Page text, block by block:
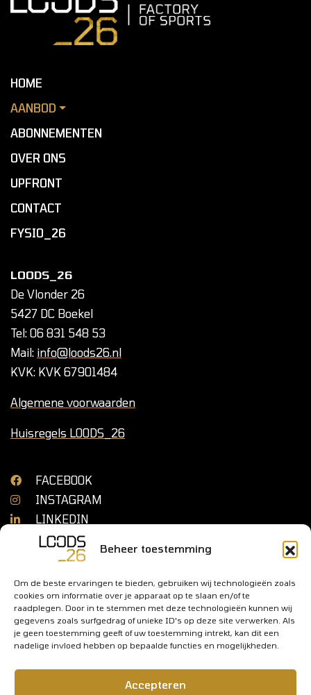
Beheer toestemming
Om de beste ervaringen te bieden, gebruiken wij technologieën zoals
cookies om informatie over je apparaat op te slaan en/of te
raadplegen. Door in te stemmen met deze technologieën kunnen wij
gegevens zoals surfgedrag of unieke ID's op deze site verwerken. Als
je geen toestemming geeft of uw toestemming intrekt, kan dit een
nadelige invloed hebben op bepaalde functies en mogelijkheden.
Accepteren
HOME
AANBOD
ABONNEMENTEN
OVER ONS
UPFRONT
CONTACT
FYSIO_26
LOODS_26
De Vlonder 26
5427 DC Boekel
Tel: 06 831 548 53
Mail: info@loods26.nl
KVK: KVK 67901484
Algemene voorwaarden
Huisregels LOODS_26
FACEBOOK
INSTAGRAM
LINKEDIN
© 2026 LOODS 26 – FACTORY OF SPORTS